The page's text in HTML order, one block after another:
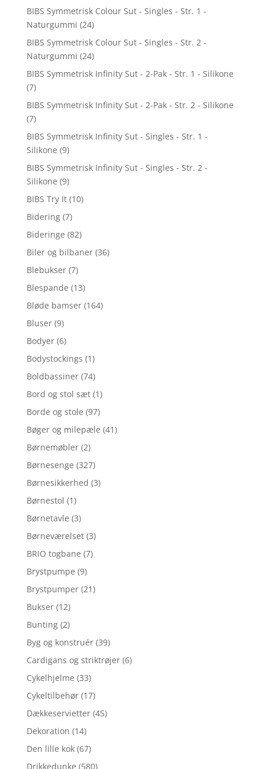
BIBS Symmetrisk Colour Sut - Singles - Str. 1 -
Naturgummi (24)
BIBS Symmetrisk Colour Sut - Singles - Str. 2 -
Naturgummi (24)
BIBS Symmetrisk Infinity Sut - 2-Pak - Str. 1 - Silikone
(7)
BIBS Symmetrisk Infinity Sut - 2-Pak - Str. 2 - Silikone
(7)
BIBS Symmetrisk Infinity Sut - Singles - Str. 1 -
Silikone (9)
BIBS Symmetrisk Infinity Sut - Singles - Str. 2 -
Silikone (9)
BIBS Try It (10)
Bidering (7)
Bideringe (82)
Biler og bilbaner (36)
Blebukser (7)
Blespande (13)
Bløde bamser (164)
Bluser (9)
Bodyer (6)
Bodystockings (1)
Boldbassiner (74)
Bord og stol sæt (1)
Borde og stole (97)
Bøger og milepæle (41)
Børnemøbler (2)
Børnesenge (327)
Børnesikkerhed (3)
Børnestol (1)
Børnetavle (3)
Børneværelset (3)
BRIO togbane (7)
Brystpumpe (9)
Brystpumper (21)
Bukser (12)
Bunting (2)
Byg og konstruér (39)
Cardigans og striktrøjer (6)
Cykelhjelme (33)
Cykeltilbehør (17)
Dækkeservietter (45)
Dekoration (14)
Den lille kok (67)
Drikkedunke (580)